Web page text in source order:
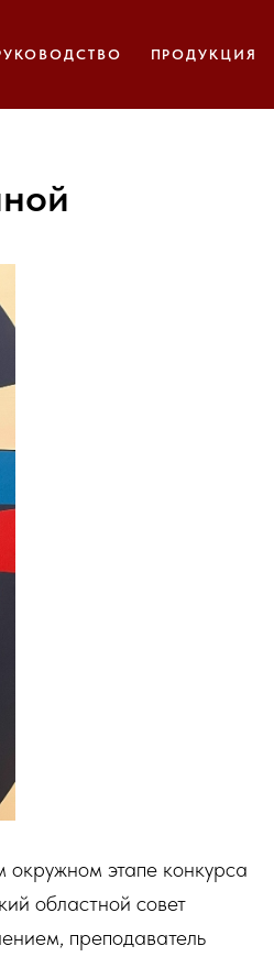
ПРОДУКЦИЯ
этапе конкурса
областной совет
преподаватель